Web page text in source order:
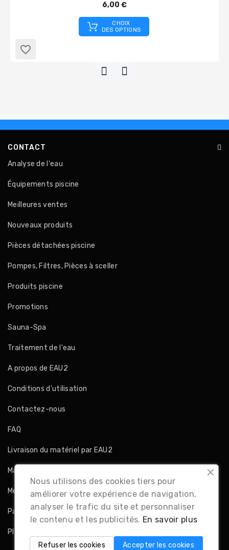
6,00 €
CHOIX
DES OPTIONS
favorite_border
CONTACT
Analyse de l'eau
Équipements piscine
Meilleures ventes
Nouveaux produits
Pièces détachées piscine
Pompes, Filtres, Pièces à sceller
Produits piscine
Promotions
Sauna-Spa
Traitement de l'eau
A propos de EAU2
Conditions d'utilisation
Contactez-nous
FAQ
Livraison du matériel par EAU2
Magasins
Mentions légales
Paiement sécurisé
Plan du site
Nous utilisons des cookies tiers pour
améliorer votre expérience de navigation,
analyser le trafic du site et personnaliser
le contenu et les publicités. En savoir plus
Accepter les cookies
Refuser les cookies